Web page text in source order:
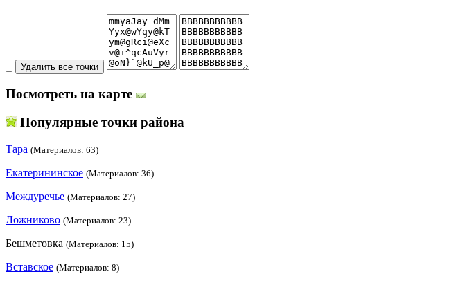
Посмотреть на карте
Популярные точки района
Тара (Материалов: 63)
Екатерининское (Материалов: 36)
Междуречье (Материалов: 27)
Ложниково (Материалов: 23)
Бешметовка (Материалов: 15)
Вставское (Материалов: 8)